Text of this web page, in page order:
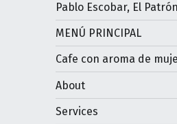
Pablo Escobar, El
MENÚ PRINCIPAL
Cafe con aroma de
About
Services